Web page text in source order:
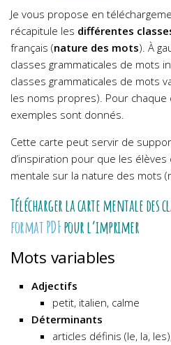
Je vous propose en
récapitule les différentes
français (nature des mots). À
classes grammaticales de mots
classes grammaticales de mots
les noms propres). Pour chaque
exemples sont donnés.
Cette carte peut servir de
d’inspiration pour que les
mentale sur la nature des mots
Télécharger la carte mentale des
format PDFpour l’imprimer
Mots variables
Adjectifs
petit, italien, calme
Déterminants
articles définis (le, la,